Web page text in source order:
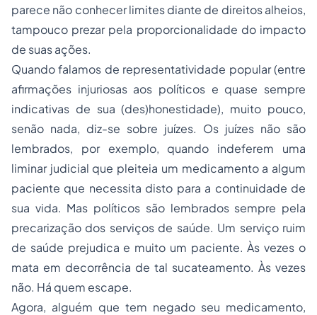
parece não conhecer limites diante de direitos alheios,
tampouco prezar pela proporcionalidade do impacto
de suas ações.
Quando falamos de representatividade popular (entre
afirmações injuriosas aos políticos e quase sempre
indicativas de sua (des)honestidade), muito pouco,
senão nada, diz-se sobre juízes. Os juízes não são
lembrados, por exemplo, quando indeferem uma
liminar judicial que pleiteia um medicamento a algum
paciente que necessita disto para a continuidade de
sua vida. Mas políticos são lembrados sempre pela
precarização dos serviços de saúde. Um serviço ruim
de saúde prejudica e muito um paciente. Às vezes o
mata em decorrência de tal sucateamento. Às vezes
não. Há quem escape.
Agora, alguém que tem negado seu medicamento,